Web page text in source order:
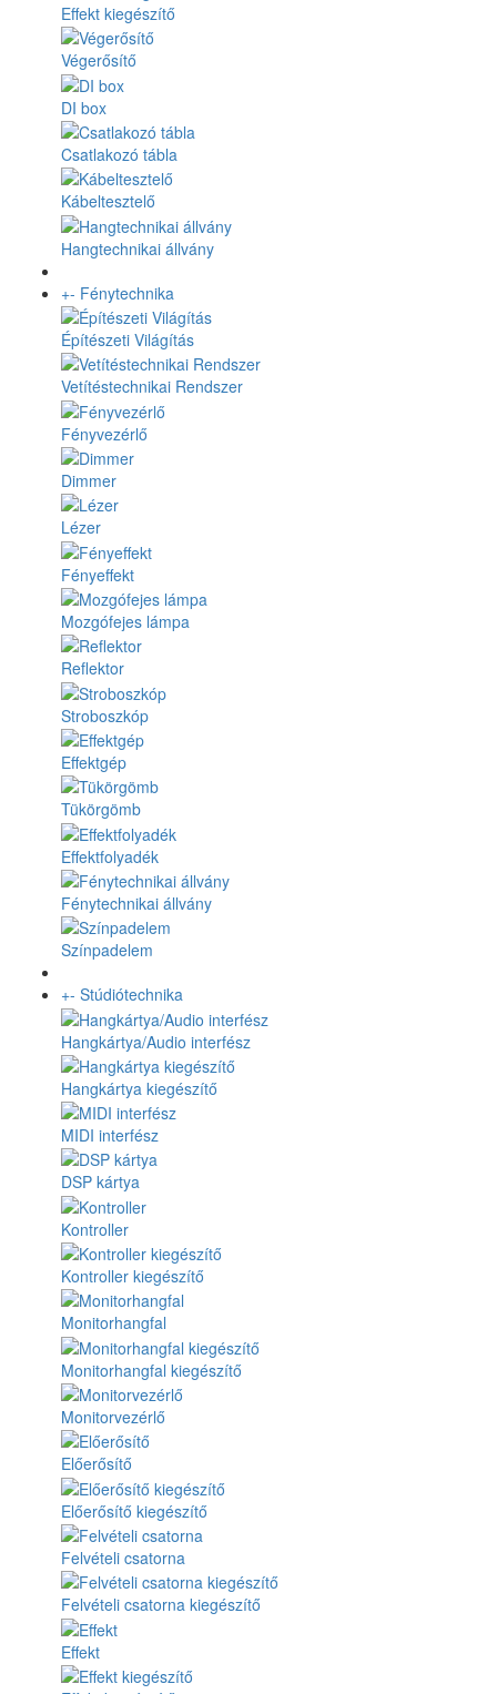
Effekt kiegészítő
Végerősítő
DI box
Csatlakozó tábla
Kábeltesztelő
Hangtechnikai állvány
+- Fénytechnika
Építészeti Világítás
Vetítéstechnikai Rendszer
Fényvezérlő
Dimmer
Lézer
Fényeffekt
Mozgófejes lámpa
Reflektor
Stroboszkóp
Effektgép
Tükörgömb
Effektfolyadék
Fénytechnikai állvány
Színpadelem
+- Stúdiótechnika
Hangkártya/Audio interfész
Hangkártya kiegészítő
MIDI interfész
DSP kártya
Kontroller
Kontroller kiegészítő
Monitorhangfal
Monitorhangfal kiegészítő
Monitorvezérlő
Előerősítő
Előerősítő kiegészítő
Felvételi csatorna
Felvételi csatorna kiegészítő
Effekt